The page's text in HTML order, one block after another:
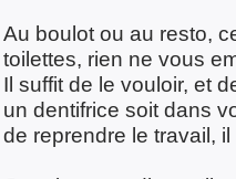
Au boulot ou au resto,
toilettes, rien ne vous
Il suffit de le vouloir, et
un dentifrice soit dans
de reprendre le travail,